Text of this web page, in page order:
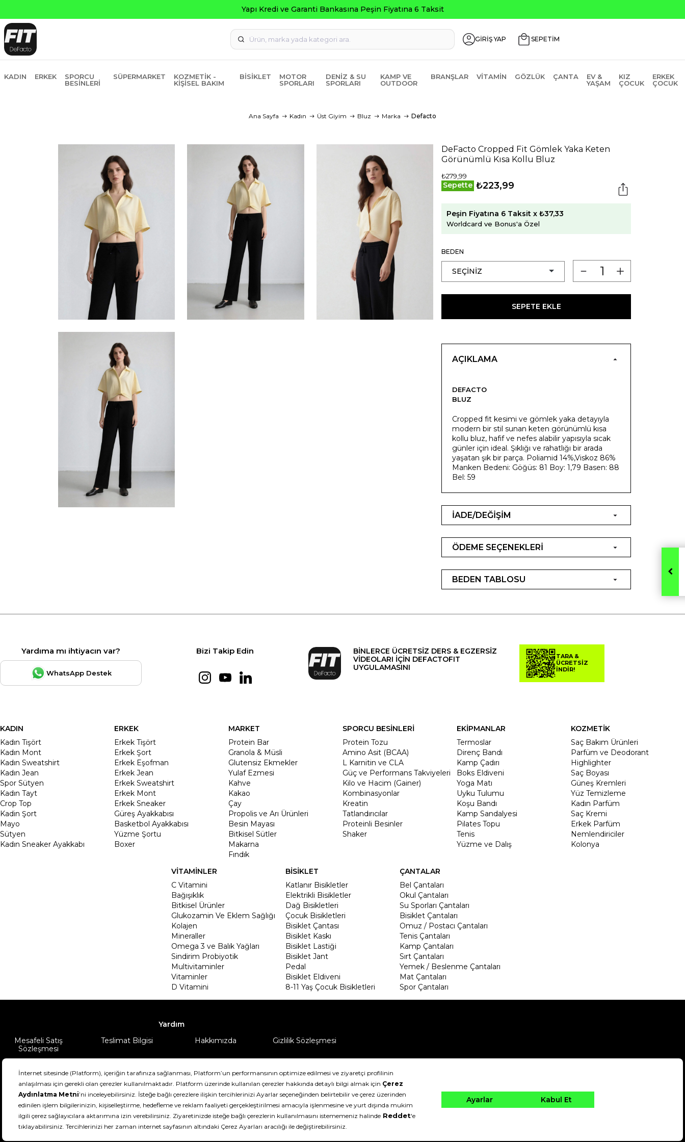
GİRİŞ YAP SEPETİM
KADIN ERKEK
SPORCU
BESINLERI
SÜPERMARKET
KOZMETIK -
KIŞISEL BAKIM
BISIKLET
MOTOR
SPORLARI
DENIZ & SU
SPORLARI
KAMP VE
OUTDOOR
BRANŞLAR VITAMIN GÖZLÜK ÇANTA
EV &
YAŞAM
KIZ
ÇOCUK
ERKEK
ÇOCUK
Ana Sayfa Kadın Üst Giyim Bluz Marka Defacto
DeFacto Cropped Fit Gömlek Yaka Keten
Görünümlü Kısa Kollu Bluz
₺279,99
Sepette ₺223,99
Peşin Fiyatına 6 Taksit x ₺37,33
Worldcard ve Bonus'a Özel
BEDEN
SEPETE EKLE
AÇIKLAMA
DEFACTO
BLUZ
Cropped fit kesimi ve gömlek yaka detayıyla
modern bir stil sunan keten görünümlü kısa
kollu bluz, hafif ve nefes alabilir yapısıyla sıcak
günler için ideal. Şıklığı ve rahatlığı bir arada
yaşatan şık bir parça. Poliamid 14%,Viskoz 86%
Manken Bedeni: Göğüs: 81 Boy: 1,79 Basen: 88
Bel: 59
İADE/DEĞİŞİM
ÖDEME SEÇENEKLERİ
BEDEN TABLOSU
Yardıma mı ihtiyacın var?
WhatsApp Destek
Bizi Takip Edin
BİNLERCE ÜCRETSİZ DERS & EGZERSİZ
VİDEOLARI İÇİN DEFACTOFIT
UYGULAMASINI
TARA &
ÜCRETSİZ
İNDİR!
KADIN
Kadın Tişört
Kadın Mont
Kadın Sweatshirt
Kadın Jean
Spor Sütyen
Kadın Tayt
Crop Top
Kadin Şort
Mayo
Sütyen
Kadın Sneaker Ayakkabı
ERKEK
Erkek Tişört
Erkek Şort
Erkek Eşofman
Erkek Jean
Erkek Sweatshirt
Erkek Mont
Erkek Sneaker
Güreş Ayakkabısı
Basketbol Ayakkabısı
Yüzme Şortu
Boxer
MARKET
Protein Bar
Granola & Müsli
Glutensiz Ekmekler
Yulaf Ezmesi
Kahve
Kakao
Çay
Propolis ve Arı Ürünleri
Besin Mayası
Bitkisel Sütler
Makarna
Fındık
SPORCU BESİNLERİ
Protein Tozu
Amino Asit (BCAA)
L Karnitin ve CLA
Güç ve Performans Takviyeleri
Kilo ve Hacim (Gainer)
Kombinasyonlar
Kreatin
Tatlandırıcılar
Proteinli Besinler
Shaker
EKİPMANLAR
Termoslar
Direnç Bandı
Kamp Çadırı
Boks Eldiveni
Yoga Matı
Uyku Tulumu
Koşu Bandı
Kamp Sandalyesi
Pilates Topu
Tenis
Yüzme ve Dalış
KOZMETİK
Saç Bakım Ürünleri
Parfüm ve Deodorant
Highlighter
Saç Boyası
Güneş Kremleri
Yüz Temizleme
Kadın Parfüm
Saç Kremi
Erkek Parfüm
Nemlendiriciler
Kolonya
VİTAMİNLER
C Vitamini
Bağışıklık
Bitkisel Ürünler
Glukozamin Ve Eklem Sağlığı
Kolajen
Mineraller
Omega 3 ve Balık Yağları
Sindirim Probiyotik
Multivitaminler
Vitaminler
D Vitamini
BİSİKLET
Katlanır Bisikletler
Elektrikli Bisikletler
Dağ Bisikletleri
Çocuk Bisikletleri
Bisiklet Çantası
Bisiklet Kaskı
Bisiklet Lastiği
Bisiklet Jant
Pedal
Bisiklet Eldiveni
8-11 Yaş Çocuk Bisikletleri
ÇANTALAR
Bel Çantaları
Okul Çantaları
Su Sporları Çantaları
Bisiklet Çantaları
Omuz / Postacı Çantaları
Tenis Çantaları
Kamp Çantaları
Sırt Çantaları
Yemek / Beslenme Çantaları
Mat Çantaları
Spor Çantaları
Yardım
Mesafeli Satış
Sözleşmesi
Teslimat Bilgisi Hakkımızda Gizlilik Sözleşmesi
DeFactoFIT ©️ 2022-2026. Tüm hakları saklıdır.